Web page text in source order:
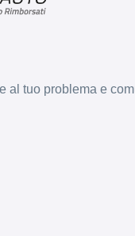
al tuo problema e